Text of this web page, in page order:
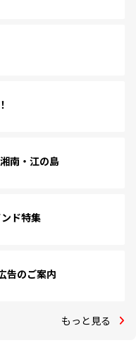
南・江の島
ド特集
告のご案内
もっと見る